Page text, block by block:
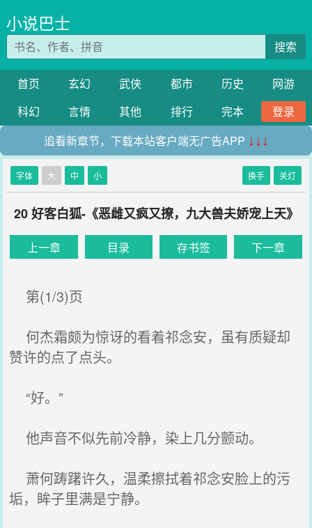
小说巴士
搜索
首页 玄幻 武侠 都市 历史
网游
科幻
言情 其他 排行 完本
登录
追看新章节，下载本站客户端无广告APP ↓↓↓
字体 大 中 小 换手 关灯
20 好客白狐-《恶雌又疯又撩，九大兽夫娇宠上天》
上一章 目录 存书签 下一章
第(1/3)页
何杰霜颇为惊讶的看着祁念安，虽有质疑却
赞许的点了点头。
“好。”
他声音不似先前冷静，染上几分颤动。
萧何踌躇许久，温柔擦拭着祁念安脸上的污
垢，眸子里满是宁静。